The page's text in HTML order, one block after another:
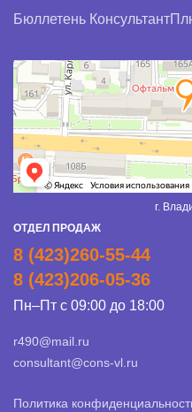
Бюллетень
г.
ОТДЕЛ ПРОДАЖ
8 (423)260-55-44
8 (423)206-05-36
Пн–Пт с 09:00 до 18:00
r490@mail.ru
consultant@cons-vl.ru
Политика